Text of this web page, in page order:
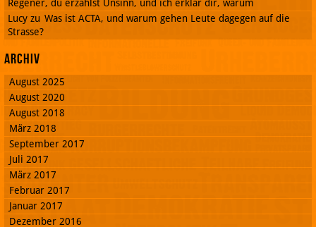
Regener, du erzählst Unsinn, und ich erklär dir, warum
Lucy zu Was ist ACTA, und warum gehen Leute dagegen auf die
Strasse?
Archiv
August 2025
August 2020
August 2018
März 2018
September 2017
Juli 2017
März 2017
Februar 2017
Januar 2017
Dezember 2016